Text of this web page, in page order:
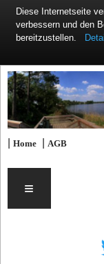
|Home |AGB
≡
Diese Internetseite
verbessern und den
bereitzustellen.